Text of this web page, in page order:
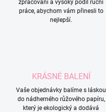
zpracování a vysoký podíl ruční
práce, abychom vám přinesli to
nejlepší.
KRÁSNÉ BALENÍ
Vaše objednávky balíme s láskou
do nádherného růžového papíru,
který je ekologický a dodává